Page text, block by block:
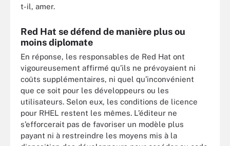
t-il, amer.
Red Hat se défend de manière plus ou
moins diplomate
En réponse, les responsables de Red Hat ont
vigoureusement affirmé qu’ils ne prévoyaient ni
coûts supplémentaires, ni quel qu’inconvénient
que ce soit pour les développeurs ou les
utilisateurs. Selon eux, les conditions de licence
pour RHEL restent les mêmes. L’éditeur ne
s’efforcerait pas de favoriser un modèle plus
payant ni à restreindre les moyens mis à la